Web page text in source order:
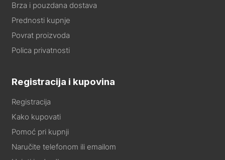
Brza i pouzdana dostava
Prednosti kupnje
Povrat proizvoda
Polica privatnosti
Registracija i kupovina
Registracija
Kako kupovati
Pomoć pri kupnji
Naručite telefonom ili emailom